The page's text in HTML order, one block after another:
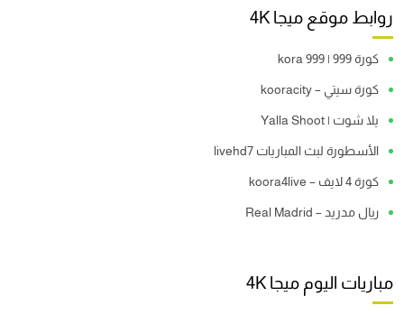
روابط موقع ميجا 4K
كورة 999 | kora 999
كورة سيتي – kooracity
يلا شوت | Yalla Shoot
الأسطورة لبث المباريات livehd7
كورة 4 لايف – koora4live
ريال مدريد – Real Madrid
مباريات اليوم ميجا 4K